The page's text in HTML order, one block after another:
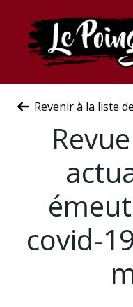
Revenir à la liste
covid-